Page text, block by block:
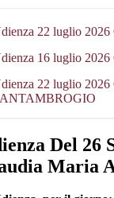
22 luglio 2026
16 luglio
22 luglio 2026
Del 26
Maria